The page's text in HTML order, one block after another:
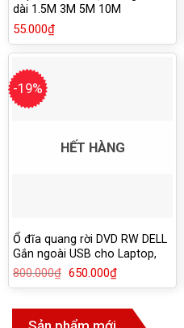
dài 1.5M 3M 5M 10M
55.000₫
-19%
HẾT HÀNG
Ổ đĩa quang rời DVD RW DELL
Gắn ngoài USB cho Laptop,
Macbook, PC
800.000₫ Giá
800.000₫.
650.000₫Giá
hiện
là:
650.000₫.